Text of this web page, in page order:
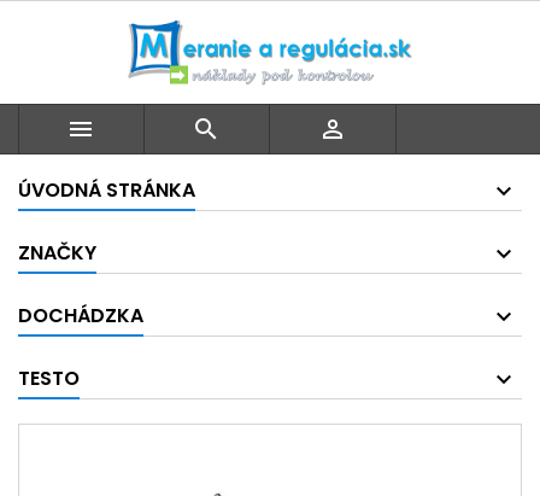
  
ÚVODNÁ STRÁNKA
ZNAČKY
DOCHÁDZKA
TESTO